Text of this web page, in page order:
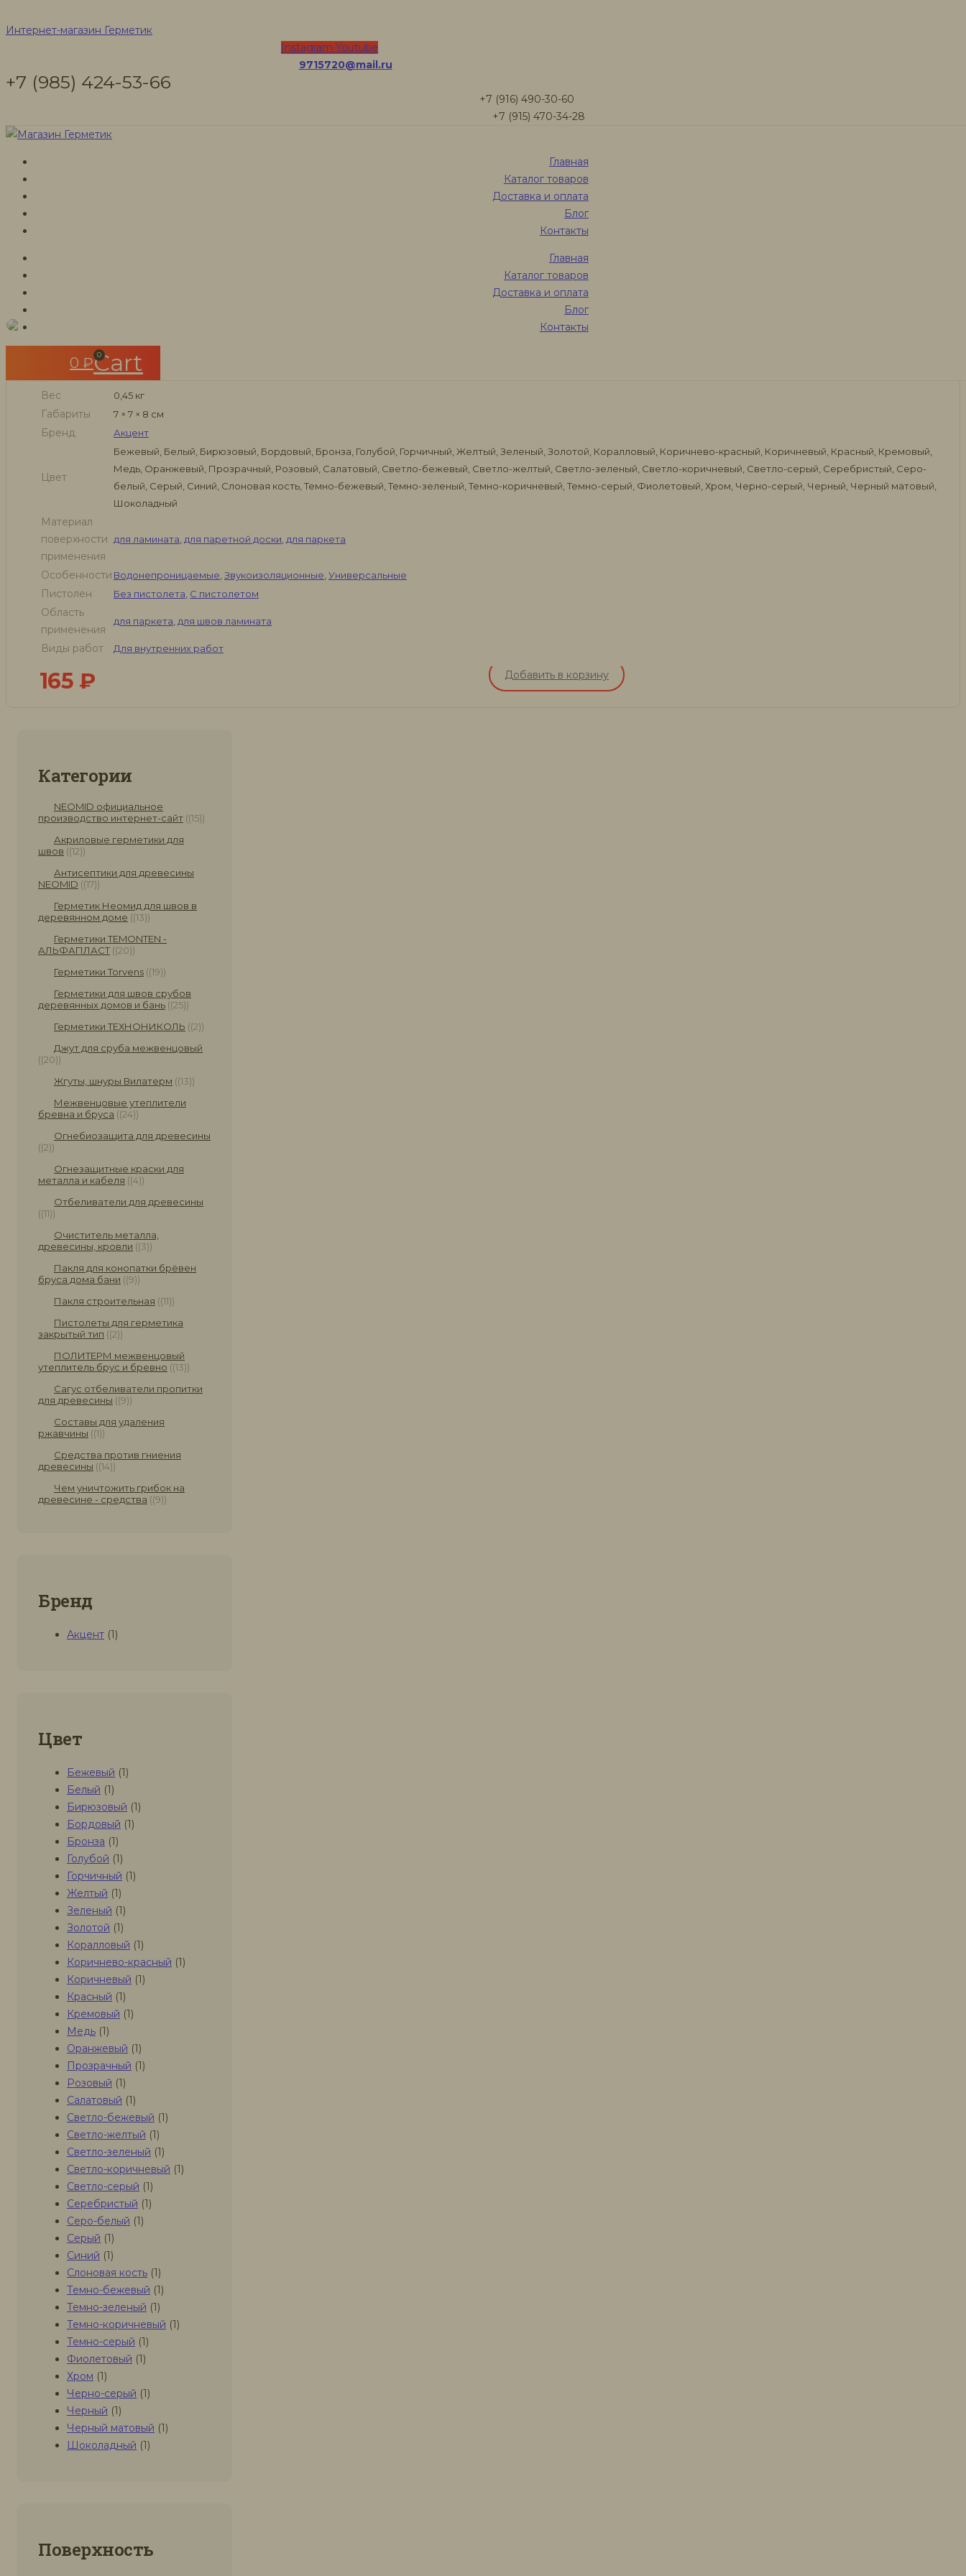
Интернет-магазин Герметик
Instagram Youtube
9715720@mail.ru
+7 (985) 424-53-66
+7 (916) 490-30-60
+7 (915) 470-34-28
Главная
Каталог товаров
Доставка и оплата
Блог
Контакты
Главная
Каталог товаров
Доставка и оплата
Блог
Контакты
0 ₽ 0
Cart
для паркета
Интернет-магазин Герметик
для паркета
Вес 0,45 кг
Габариты 7 × 7 × 8 см
Бренд Акцент
Цвет
Бежевый, Белый, Бирюзовый, Бордовый, Бронза, Голубой, Горчичный, Желтый, Зеленый, Золотой, Коралловый, Коричнево-красный, Коричневый, Красный, Кремовый,
Медь, Оранжевый, Прозрачный, Розовый, Салатовый, Светло-бежевый, Светло-желтый, Светло-зеленый, Светло-коричневый, Светло-серый, Серебристый, Серо-
белый, Серый, Синий, Слоновая кость, Темно-бежевый, Темно-зеленый, Темно-коричневый, Темно-серый, Фиолетовый, Хром, Черно-серый, Черный, Черный матовый,
Шоколадный
Материал
поверхности
применения
для ламината для паретной доски для паркета
Особенности Водонепроницаемые Звукоизоляционные Универсальные
Пистолен Без пистолета С пистолетом
Область
применения
для паркета для швов ламината
Виды работ Для внутренних работ
165 ₽ Добавить в корзину
Категории
NEOMID официальное
производство интернет-сайт (15)
Акриловые герметики для
швов (12)
Антисептики для древесины
NEOMID (17)
Герметик Неомид для швов в
деревянном доме (13)
Герметики TEMONTEN -
АЛЬФАПЛАСТ (20)
Герметики Torvens (19)
Герметики для швов срубов
деревянных домов и бань (25)
Герметики ТЕХНОНИКОЛЬ (2)
Джут для сруба межвенцовый
(20)
Жгуты, шнуры Вилатерм (13)
Межвенцовые утеплители
бревна и бруса (24)
Огнебиозащита для древесины
(2)
Огнезащитные краски для
металла и кабеля (4)
Отбеливатели для древесины
(11)
Очиститель металла,
древесины, кровли (3)
Пакля для конопатки брёвен
бруса дома бани (9)
Пакля строительная (11)
Пистолеты для герметика
закрытый тип (2)
ПОЛИТЕРМ межвенцовый
утеплитель брус и бревно (13)
Сагус отбеливатели пропитки
для древесины (9)
Составы для удаления
ржавчины (1)
Средства против гниения
древесины (14)
Чем уничтожить грибок на
древесине - средства (9)
Бренд
Акцент (1)
Цвет
Бежевый (1)
Белый (1)
Бирюзовый (1)
Бордовый (1)
Бронза (1)
Голубой (1)
Горчичный (1)
Желтый (1)
Зеленый (1)
Золотой (1)
Коралловый (1)
Коричнево-красный (1)
Коричневый (1)
Красный (1)
Кремовый (1)
Медь (1)
Оранжевый (1)
Прозрачный (1)
Розовый (1)
Салатовый (1)
Светло-бежевый (1)
Светло-желтый (1)
Светло-зеленый (1)
Светло-коричневый (1)
Светло-серый (1)
Серебристый (1)
Серо-белый (1)
Серый (1)
Синий (1)
Слоновая кость (1)
Темно-бежевый (1)
Темно-зеленый (1)
Темно-коричневый (1)
Темно-серый (1)
Фиолетовый (1)
Хром (1)
Черно-серый (1)
Черный (1)
Черный матовый (1)
Шоколадный (1)
Поверхность